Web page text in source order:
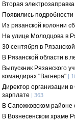
Вторая
Появились
Из рязанской колонии
На улице Молодцова в
30 сентября в
В Рязанской области в
Выпускник Рязанского
командирах "Вагнера" |
Директор организации
зарплате | 363
В Сапожковском районе
В Вознесенском храме